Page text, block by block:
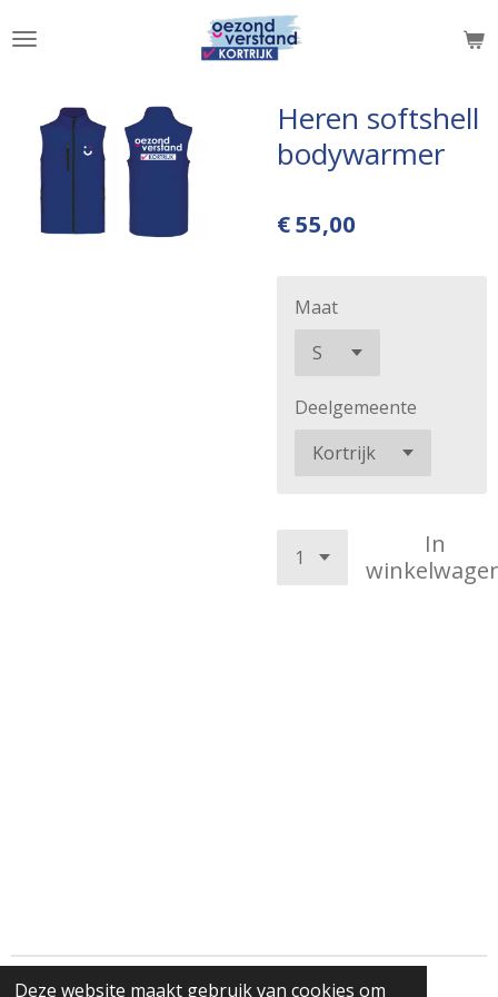
Deze website maakt gebruik van cookies om
direct
hoofdinhoud
Heren softshell
bodywarmer
€ 55,00
Maat
Deelgemeente
In